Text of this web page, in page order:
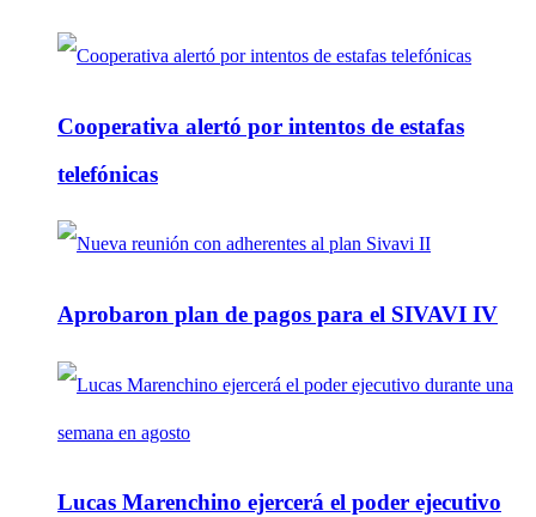
Cooperativa alertó por intentos de estafas
telefónicas
Aprobaron plan de pagos para el SIVAVI IV
Lucas Marenchino ejercerá el poder ejecutivo